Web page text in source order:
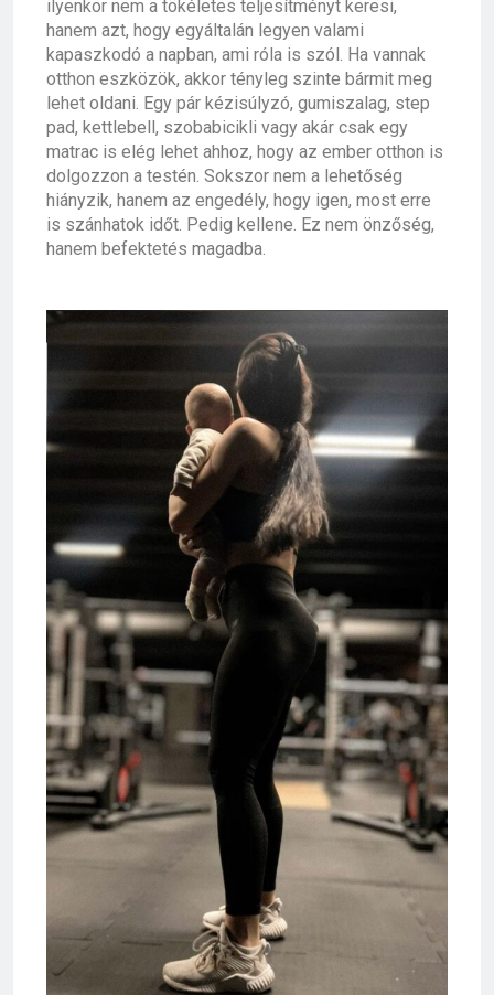
ilyenkor nem a tökéletes teljesítményt keresi,
hanem azt, hogy egyáltalán legyen valami
kapaszkodó a napban, ami róla is szól. Ha vannak
otthon eszközök, akkor tényleg szinte bármit meg
lehet oldani. Egy pár kézisúlyzó, gumiszalag, step
pad, kettlebell, szobabicikli vagy akár csak egy
matrac is elég lehet ahhoz, hogy az ember otthon is
dolgozzon a testén. Sokszor nem a lehetőség
hiányzik, hanem az engedély, hogy igen, most erre
is szánhatok időt. Pedig kellene. Ez nem önzőség,
hanem befektetés magadba.